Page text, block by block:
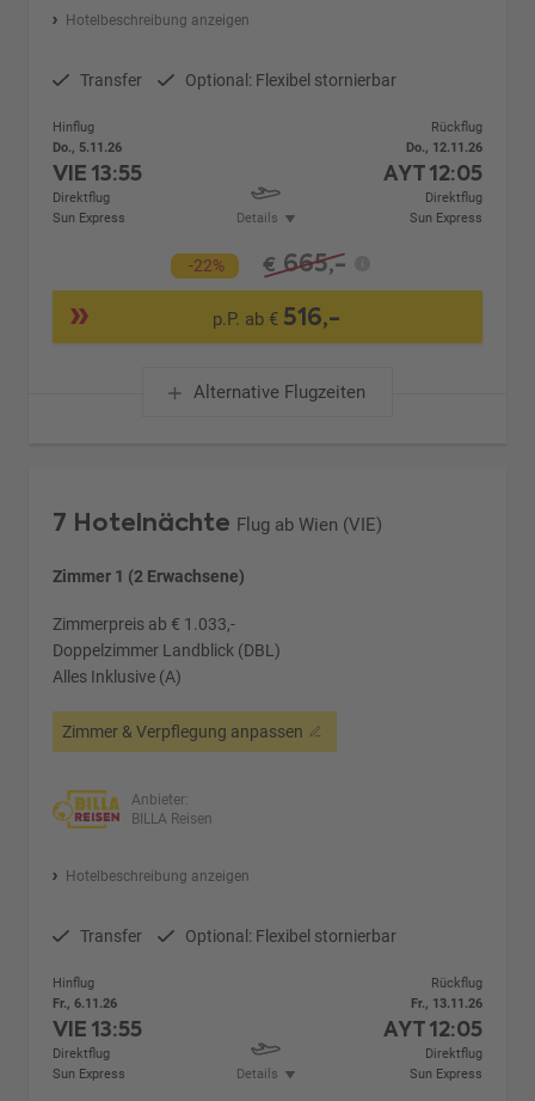
Hotelbeschreibung anzeigen
Transfer Optional: Flexibel stornierbar
Hinflug
Do., 5.11.26
VIE13:55
Direktflug
Sun Express
Details
Rückflug
Do., 12.11.26
AYT12:05
Direktflug
Sun Express
-22% € 665,-
p.P. ab € 516,-
Alternative Flugzeiten
7 Hotelnächte Flug ab Wien (VIE)
Zimmer 1 (2 Erwachsene)
Zimmerpreis ab € 1.033,-
Doppelzimmer Landblick (DBL)
Alles Inklusive (A)
Zimmer & Verpflegung anpassen
Anbieter:
BILLA Reisen
Hotelbeschreibung anzeigen
Transfer Optional: Flexibel stornierbar
Hinflug
Fr., 6.11.26
VIE13:55
Direktflug
Sun Express
Details
Rückflug
Fr., 13.11.26
AYT12:05
Direktflug
Sun Express